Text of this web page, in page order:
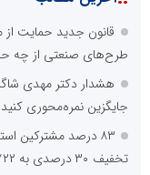
قانون جدید حمایت از
طرح‌های صنعتی از چه
هشدار دکتر مهدی
جایگزین نمره‌محوری کنید
۸۳ درصد مشترکین
تخفیف ۳۰ درصدی به ۷۲۲ هزار مشترک تهرانی